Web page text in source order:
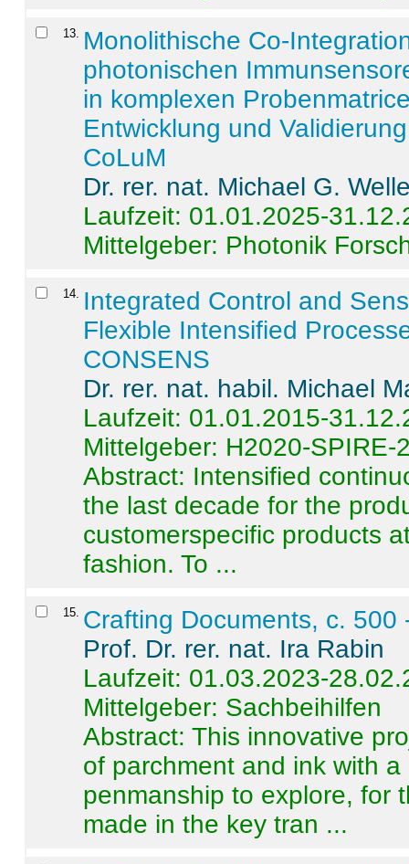
13
Monolithische Co-
photonischen
in komplexen
Entwicklung und
CoLuM
Dr. rer. nat. Michael G.
Laufzeit: 01.01.2025-
Mittelgeber: Photonik
14
Integrated Control and
Flexible Intensified
CONSENS
Dr. rer. nat. habil. Michael
Laufzeit: 01.01.2015-
Mittelgeber: H2020-SPIRE-
Abstract: Intensified
the last decade for the
customerspecific products
fashion. To ...
15 Crafting Documents, c. 500
Prof. Dr. rer. nat. Ira Rabin
Laufzeit: 01.03.2023-
Mittelgeber: Sachbeihilfen
Abstract:This innovative
of parchment and ink with
penmanship to explore, for
made in the key tran ...